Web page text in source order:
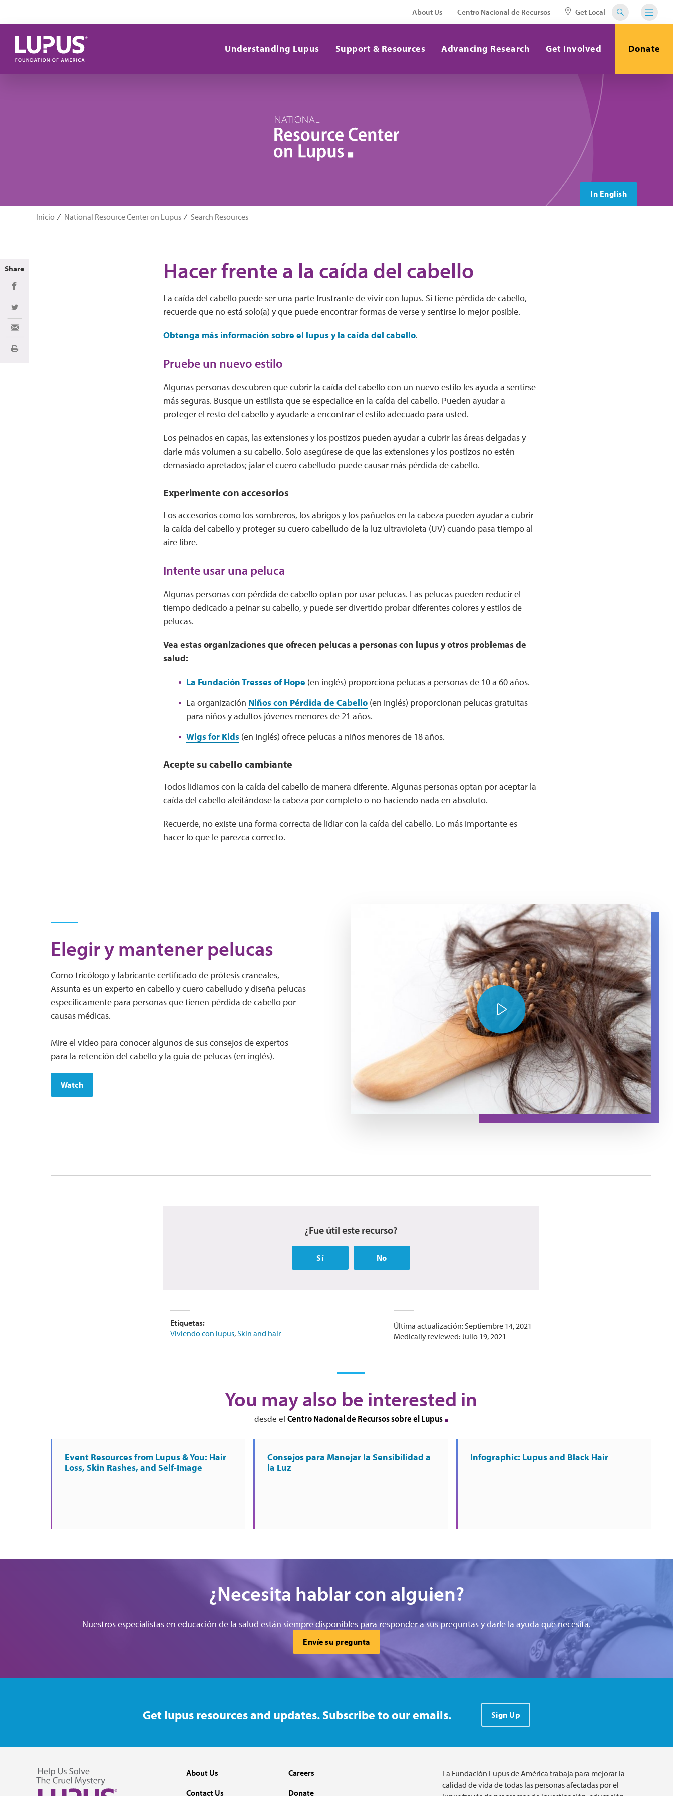
About Us Centro Nacional de Recursos Get Local
Understanding Lupus Support & Resources Advancing Research Get Involved Donate
In English
Inicio National Resource Center on Lupus Search Resources
Hacer frente a la caída del cabello
La caída del cabello puede ser una parte frustrante de vivir con lupus. Si tiene pérdida de cabello,
recuerde que no está solo(a) y que puede encontrar formas de verse y sentirse lo mejor posible.
Obtenga más información sobre el lupus y la caída del cabello.
Pruebe un nuevo estilo
Algunas personas descubren que cubrir la caída del cabello con un nuevo estilo les ayuda a sentirse
más seguras. Busque un estilista que se especialice en la caída del cabello. Pueden ayudar a
proteger el resto del cabello y ayudarle a encontrar el estilo adecuado para usted.
Los peinados en capas, las extensiones y los postizos pueden ayudar a cubrir las áreas delgadas y
darle más volumen a su cabello. Solo asegúrese de que las extensiones y los postizos no estén
demasiado apretados; jalar el cuero cabelludo puede causar más pérdida de cabello.
Experimente con accesorios
Los accesorios como los sombreros, los abrigos y los pañuelos en la cabeza pueden ayudar a cubrir
la caída del cabello y proteger su cuero cabelludo de la luz ultravioleta (UV) cuando pasa tiempo al
aire libre.
Intente usar una peluca
Algunas personas con pérdida de cabello optan por usar pelucas. Las pelucas pueden reducir el
tiempo dedicado a peinar su cabello, y puede ser divertido probar diferentes colores y estilos de
pelucas.
Vea estas organizaciones que ofrecen pelucas a personas con lupus y otros problemas de
salud:
La Fundación Tresses of Hope (en inglés) proporciona pelucas a personas de 10 a 60 años.
La organización Niños con Pérdida de Cabello (en inglés) proporcionan pelucas gratuitas
para niños y adultos jóvenes menores de 21 años.
Wigs for Kids (en inglés) ofrece pelucas a niños menores de 18 años.
Acepte su cabello cambiante
Todos lidiamos con la caída del cabello de manera diferente. Algunas personas optan por aceptar la
caída del cabello afeitándose la cabeza por completo o no haciendo nada en absoluto.
Recuerde, no existe una forma correcta de lidiar con la caída del cabello. Lo más importante es
hacer lo que le parezca correcto.
Elegir y mantener pelucas
Como tricólogo y fabricante certificado de prótesis craneales,
Assunta es un experto en cabello y cuero cabelludo y diseña pelucas
específicamente para personas que tienen pérdida de cabello por
causas médicas.
Mire el video para conocer algunos de sus consejos de expertos
para la retención del cabello y la guía de pelucas (en inglés).
Watch
¿Fue útil este recurso?
Sí No
Etiquetas:
Viviendo con lupus,Skin and hair
Última actualización: Septiembre 14, 2021
Medically reviewed: Julio 19, 2021
You may also be interested in
desde el Centro Nacional de Recursos sobre el Lupus
Event Resources from Lupus & You: Hair
Loss, Skin Rashes, and Self-Image
Consejos para Manejar la Sensibilidad a
la Luz
Infographic: Lupus and Black Hair
¿Necesita hablar con alguien?
Nuestros especialistas en educación de la salud están siempre disponibles para responder a sus preguntas y darle la ayuda que necesita.
Envíe su pregunta
Share
Share on Facebook
Share on Twitter
Share via Email
Imprimir
Get lupus resources and updates. Subscribe to our emails. Sign Up
About Us
Contact Us
Careers
Donate
La Fundación Lupus de América trabaja para mejorar la
calidad de vida de todas las personas afectadas por el